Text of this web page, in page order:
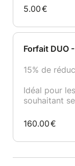
5.00€
Forfait DUO
15% de
Idéal pour
souhaitant
160.00€